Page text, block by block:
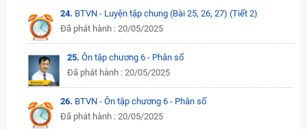
24. BTVN - Luyện tập chung (Bài 25, 26, 27) (Tiết 2)
Đã phát hành : 20/05/2025
25. Ôn tập chương 6 - Phân số
Đã phát hành : 20/05/2025
26. BTVN - Ôn tập chương 6 - Phân số
Đã phát hành : 20/05/2025